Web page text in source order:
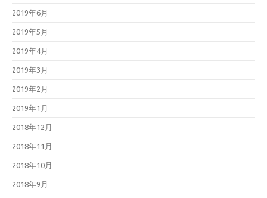
2019年6月
2019年5月
2019年4月
2019年3月
2019年2月
2019年1月
2018年12月
2018年11月
2018年10月
2018年9月